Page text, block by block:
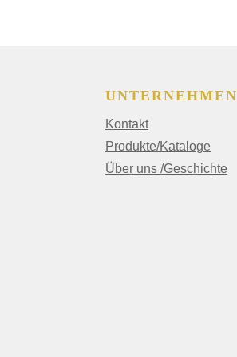
UNTERNEHMEN
Kontakt
Produkte/Kataloge
Über uns /Geschichte